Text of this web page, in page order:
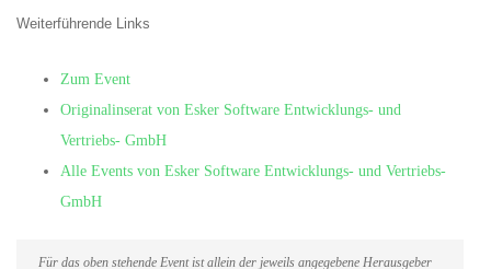
Weiterführende Links
Zum Event
Originalinserat von Esker Software Entwicklungs- und
Vertriebs- GmbH
Alle Events von Esker Software Entwicklungs- und Vertriebs-
GmbH
Für das oben stehende Event ist allein der jeweils angegebene Herausgeber